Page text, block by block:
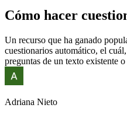
Cómo hacer
Un recurso que ha ganado
cuestionarios automático, el
preguntas de un texto existente
Adriana Nieto